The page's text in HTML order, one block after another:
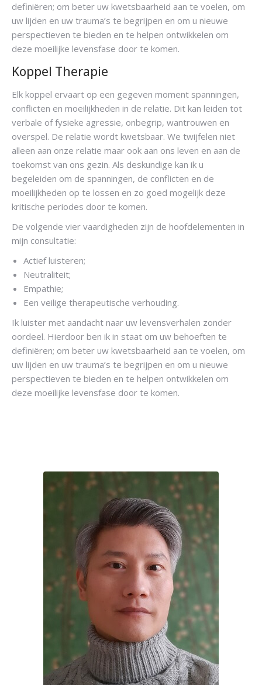
definiëren; om beter uw kwetsbaarheid aan te voelen, om
uw lijden en uw trauma’s te begrijpen en om u nieuwe
perspectieven te bieden en te helpen ontwikkelen om
deze moeilijke levensfase door te komen.
Koppel Therapie
Elk koppel ervaart op een gegeven moment spanningen,
conflicten en moeilijkheden in de relatie. Dit kan leiden tot
verbale of fysieke agressie, onbegrip, wantrouwen en
overspel. De relatie wordt kwetsbaar. We twijfelen niet
alleen aan onze relatie maar ook aan ons leven en aan de
toekomst van ons gezin. Als deskundige kan ik u
begeleiden om de spanningen, de conflicten en de
moeilijkheden op te lossen en zo goed mogelijk deze
kritische periodes door te komen.
De volgende vier vaardigheden zijn de hoofdelementen in
mijn consultatie:
Actief luisteren;
Neutraliteit;
Empathie;
Een veilige therapeutische verhouding.
Ik luister met aandacht naar uw levensverhalen zonder
oordeel. Hierdoor ben ik in staat om uw behoeften te
definiëren; om beter uw kwetsbaarheid aan te voelen, om
uw lijden en uw trauma’s te begrijpen en om u nieuwe
perspectieven te bieden en te helpen ontwikkelen om
deze moeilijke levensfase door te komen.